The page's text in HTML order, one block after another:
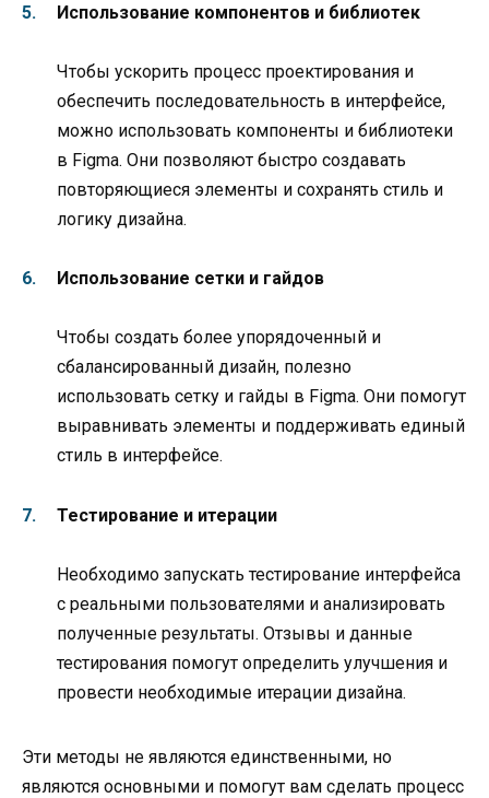
Использование компонентов и библиотек
Чтобы ускорить процесс проектирования и
обеспечить последовательность в интерфейсе,
можно использовать компоненты и библиотеки
в Figma. Они позволяют быстро создавать
повторяющиеся элементы и сохранять стиль и
логику дизайна.
Использование сетки и гайдов
Чтобы создать более упорядоченный и
сбалансированный дизайн, полезно
использовать сетку и гайды в Figma. Они помогут
выравнивать элементы и поддерживать единый
стиль в интерфейсе.
Тестирование и итерации
Необходимо запускать тестирование интерфейса
с реальными пользователями и анализировать
полученные результаты. Отзывы и данные
тестирования помогут определить улучшения и
провести необходимые итерации дизайна.
Эти методы не являются единственными, но
являются основными и помогут вам сделать процесс